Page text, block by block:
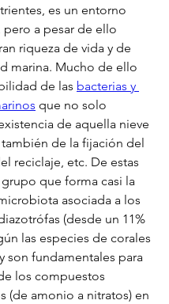
es un entorno
a pesar de ello
riqueza de vida y de
marina. Mucho de ello
de las bacterias y
que no solo
de aquella nieve
de la fijación del
reciclaje, etc. De estas
que forma casi la
asociada a los
(desde un 11%
las especies de corales
son fundamentales para
los compuestos
(de amonio a nitratos) en